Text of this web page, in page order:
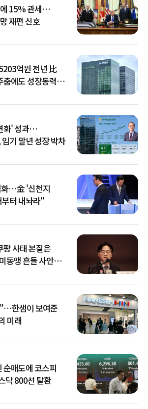
에 15% 관세…
재편 신호
억원 전년 比
에도 성장동력
화' 성과…
기 말년 성장 박차
화…金 '신천지
터 내놔라"
사태 본질은
동맹 흔들 사안
한샘이 보여준
미래
순매도에 코스피
닥 800선 탈환